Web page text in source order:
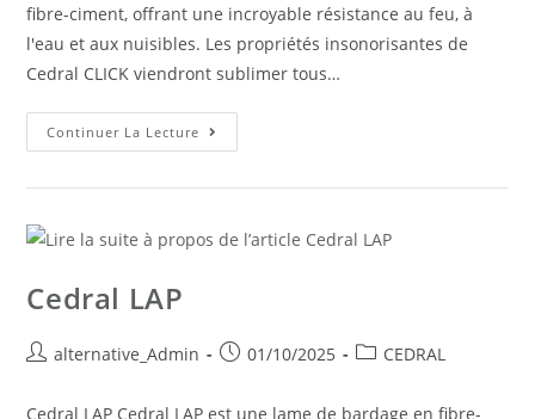
fibre-ciment, offrant une incroyable résistance au feu, à
l'eau et aux nuisibles. Les propriétés insonorisantes de
Cedral CLICK viendront sublimer tous…
Continuer La Lecture
Cedral LAP
alternative_Admin 01/10/2025 CEDRAL
Cedral LAP Cedral LAP est une lame de bardage en fibre-